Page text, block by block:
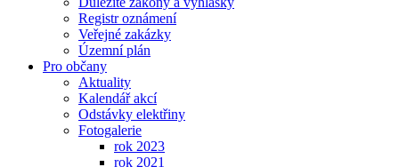
Registr oznámení
Veřejné zakázky
Územní plán
Pro občany
Aktuality
Kalendář akcí
Odstávky elektřiny
Fotogalerie
rok 2023
rok 2021